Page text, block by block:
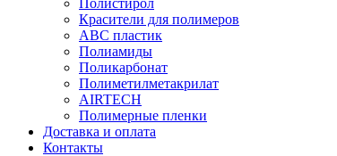
Красители для полимеров
АВС пластик
Полиамиды
Поликарбонат
Полиметилметакрилат
AIRTECH
Полимерные пленки
Доставка и оплата
Контакты